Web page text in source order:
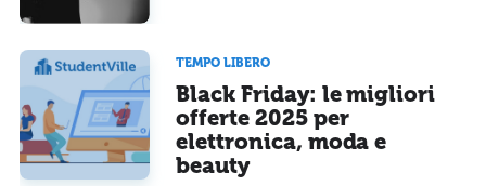
TEMPO LIBERO
Black Friday: le migliori
offerte 2025 per
elettronica, moda e
beauty